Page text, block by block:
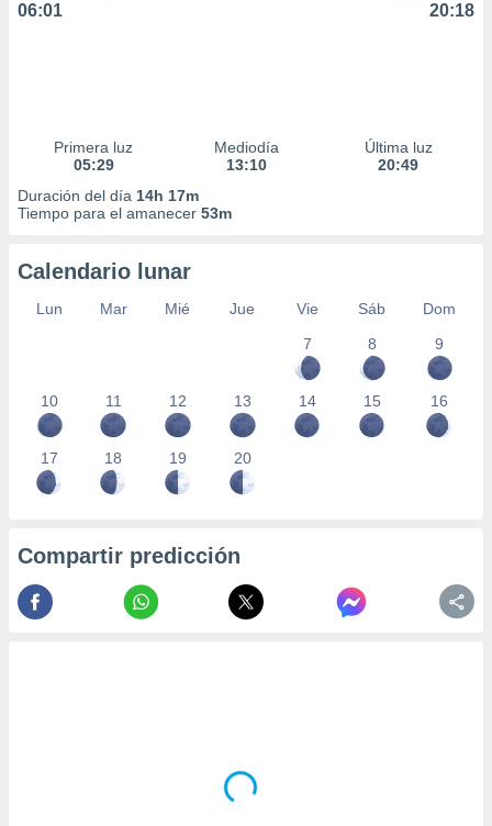
06:01 20:18
Primera luz
05:29
Mediodía
13:10
Última luz
20:49
Duración del día 14h 17m
Tiempo para el amanecer 53m
Calendario lunar
Lun Mar Mié Jue Vie Sáb
Dom
7
8 9
10 11 12 13 14 15 16
17 18 19 20
Compartir predicción